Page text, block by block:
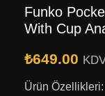
Funko
With Cup
₺649.00
Ürün Özellikleri: